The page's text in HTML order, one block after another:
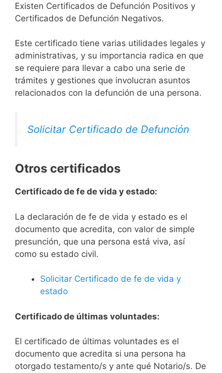
Existen Certificados de Defunción Positivos y
Certificados de Defunción Negativos.
Este certificado tiene varias utilidades legales y
administrativas, y su importancia radica en que
se requiere para llevar a cabo una serie de
trámites y gestiones que involucran asuntos
relacionados con la defunción de una persona.
Solicitar Certificado de Defunción
Otros certificados
Certificado de fe de vida y estado:
La declaración de fe de vida y estado es el
documento que acredita, con valor de simple
presunción, que una persona está viva, así
como su estado civil.
Solicitar Certificado de fe de vida y
estado
Certificado de últimas voluntades:
El certificado de últimas voluntades es el
documento que acredita si una persona ha
otorgado testamento/s y ante qué Notario/s. De